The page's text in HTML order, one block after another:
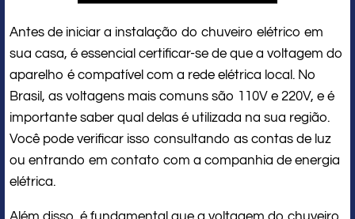
Antes de iniciar a instalação do chuveiro elétrico em
sua casa, é essencial certificar-se de que a voltagem do
aparelho é compatível com a rede elétrica local. No
Brasil, as voltagens mais comuns são 110V e 220V, e é
importante saber qual delas é utilizada na sua região.
Você pode verificar isso consultando as contas de luz
ou entrando em contato com a companhia de energia
elétrica.